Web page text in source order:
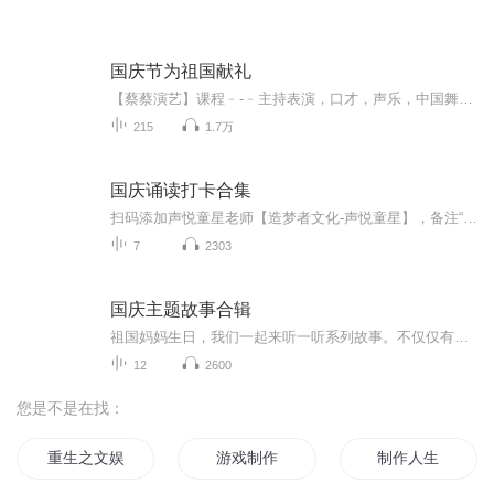
国庆节为祖国献礼
215 1.7万
国庆诵读打卡合集
7 2303
国庆主题故事合辑
12 2600
您是不是在找：
重生之文娱大制作 游戏制作 制作人生